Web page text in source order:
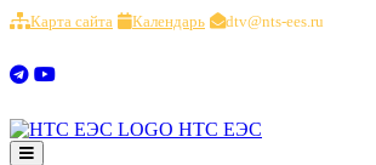
Карта сайта Календарь dtv@nts-ees.ru
НТС ЕЭС